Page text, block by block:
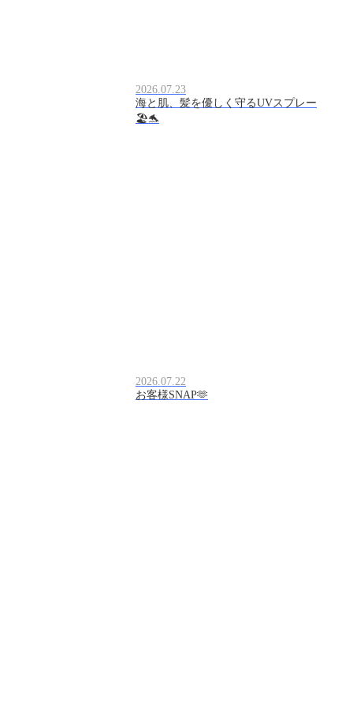
2026.07.23
海と肌、髪を優しく守るUVスプレー
🏖️🐬
2026.07.22
お客様SNAP🫶